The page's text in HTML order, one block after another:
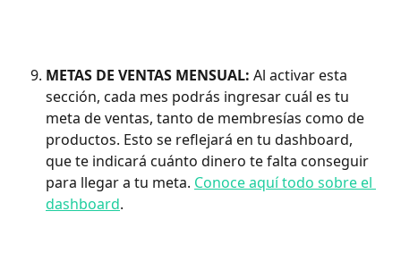
METAS DE VENTAS MENSUAL: Al activar esta
sección, cada mes podrás ingresar cuál es tu
meta de ventas, tanto de membresías como de
productos. Esto se reflejará en tu dashboard,
que te indicará cuánto dinero te falta conseguir
para llegar a tu meta. Conoce aquí todo sobre el
dashboard.